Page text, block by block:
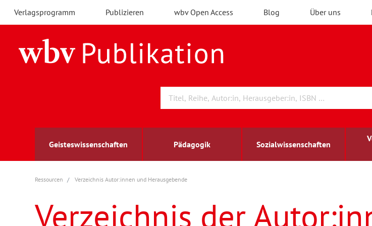
Verlagsprogramm Publizieren wbv Open Access Blog Über uns
Geisteswissenschaften Pädagogik Sozialwissenschaften
Archäologie
Berufs- und Wirtschaftspädagogik
Arbeitsmarktforschung
Außenwirtschaft
berufsbildung
Ressourcen Verzeichnis Autor:innen und Herausgebende
Verzeichnis der